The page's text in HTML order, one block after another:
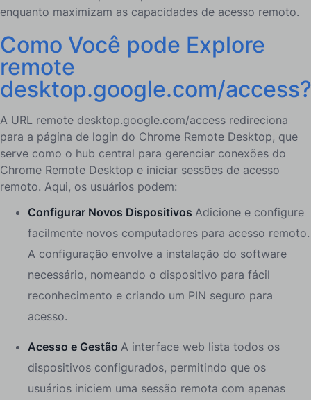
enquanto maximizam as capacidades de acesso remoto.
Como Você pode Explore
remote
desktop.google.com/access?
A URL remote desktop.google.com/access redireciona
para a página de login do Chrome Remote Desktop, que
serve como o hub central para gerenciar conexões do
Chrome Remote Desktop e iniciar sessões de acesso
remoto. Aqui, os usuários podem:
Configurar Novos Dispositivos Adicione e configure
facilmente novos computadores para acesso remoto.
A configuração envolve a instalação do software
necessário, nomeando o dispositivo para fácil
reconhecimento e criando um PIN seguro para
acesso.
Acesso e Gestão A interface web lista todos os
dispositivos configurados, permitindo que os
usuários iniciem uma sessão remota com apenas